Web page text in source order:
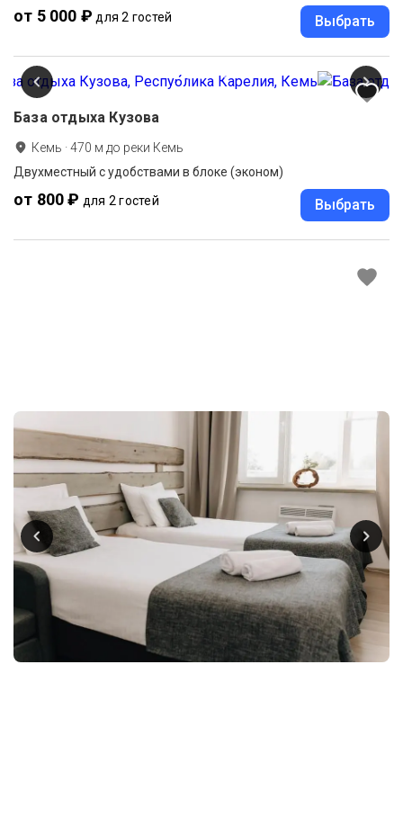
от 5 000 ₽ для 2 гостей Выбрать
База отдыха Кузова
Кемь ·470 м до реки Кемь
Двухместный с удобствами в блоке (эконом)
от 800 ₽ для 2 гостей Выбрать